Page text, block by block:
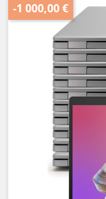
-1 000,00 €